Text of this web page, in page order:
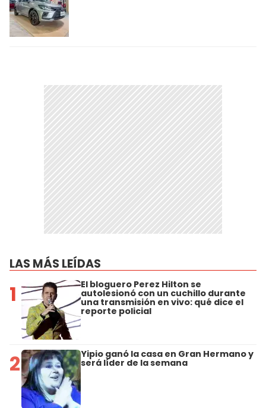
LAS MÁS LEÍDAS
1 El bloguero Perez Hilton se
autolesionó con un cuchillo durante
una transmisión en vivo: qué dice el
reporte policial
2 Yipio ganó la casa en Gran Hermano y
será líder de la semana